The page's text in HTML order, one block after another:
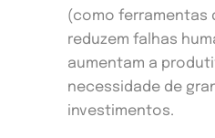
(como ferramentas
reduzem falhas
aumentam a
necessidade de
investimentos.